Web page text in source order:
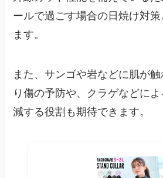
ールで過ごす場合の日焼け対
ます。
また、サンゴや岩などに肌が
り傷の予防や、クラゲなどに
減する役割も期待できます。